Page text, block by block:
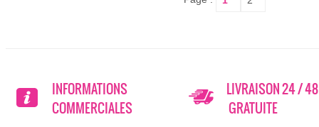
INFORMATIONS
COMMERCIALES
LIVRAISON 24 /
GRATUITE